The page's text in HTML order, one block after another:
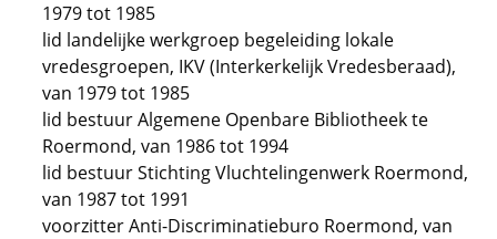
1979 tot 1985
lid landelijke werkgroep begeleiding lokale
vredesgroepen, IKV (Interkerkelijk Vredesberaad),
van 1979 tot 1985
lid bestuur Algemene Openbare Bibliotheek te
Roermond, van 1986 tot 1994
lid bestuur Stichting Vluchtelingenwerk Roermond,
van 1987 tot 1991
voorzitter Anti-Discriminatieburo Roermond, van